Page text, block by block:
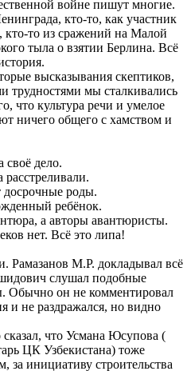
войне пишут многие.
кто-то, как участник
кто-то из сражений на Малой
тыла о взятии Берлина. Всё
высказывания скептиков,
трудностями мы сталкивались
что культура речи и умелое
ничего общего с хамством и
своё дело.
роды.
ребёнок.
а авторы авантюристы.
нет. Всё это липа!
Рамазанов М.Р. докладывал всё
слушал подобные
Обычно он не комментировал
и не раздражался, но видно
что Усмана Юсупова (
ЦК Узбекистана) тоже
за инициативу строительства